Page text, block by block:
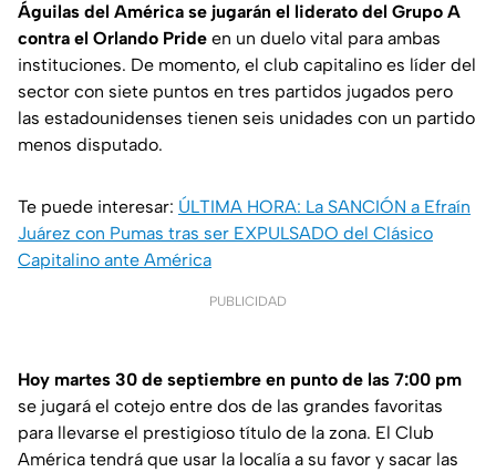
Águilas del América se jugarán el liderato del Grupo A
contra el Orlando Pride en un duelo vital para ambas
instituciones. De momento, el club capitalino es líder del
sector con siete puntos en tres partidos jugados pero
las estadounidenses tienen seis unidades con un partido
menos disputado.
Te puede interesar: ÚLTIMA HORA: La SANCIÓN a Efraín
Juárez con Pumas tras ser EXPULSADO del Clásico
Capitalino ante América
PUBLICIDAD
Hoy martes 30 de septiembre en punto de las 7:00 pm
se jugará el cotejo entre dos de las grandes favoritas
para llevarse el prestigioso título de la zona. El Club
América tendrá que usar la localía a su favor y sacar las